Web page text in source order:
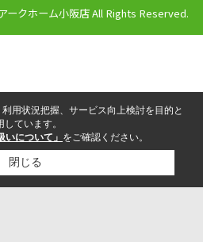
クホーム小阪店 All Rights Reserved.
LINEからお問い合わせ
用状況把握、サービス向上検討を目的と
ています。
いについて」 をご確認ください。
閉じる